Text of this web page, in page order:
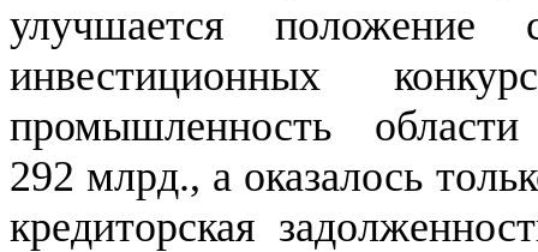
улучшается
инвестиционных
промышленность
292 млрд., а оказалось
кредиторская